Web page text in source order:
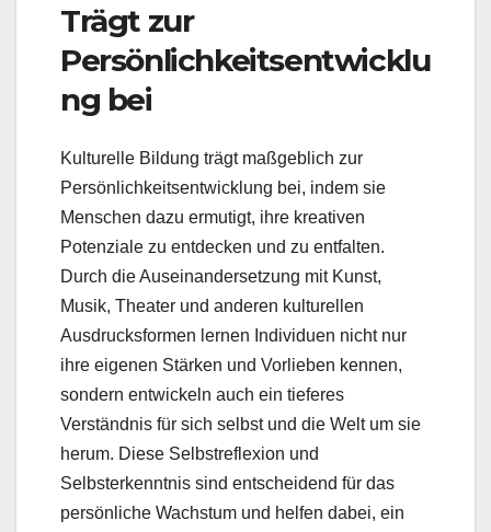
Trägt zur
Persönlichkeitsentwicklu
ng bei
Kulturelle Bildung trägt maßgeblich zur
Persönlichkeitsentwicklung bei, indem sie
Menschen dazu ermutigt, ihre kreativen
Potenziale zu entdecken und zu entfalten.
Durch die Auseinandersetzung mit Kunst,
Musik, Theater und anderen kulturellen
Ausdrucksformen lernen Individuen nicht nur
ihre eigenen Stärken und Vorlieben kennen,
sondern entwickeln auch ein tieferes
Verständnis für sich selbst und die Welt um sie
herum. Diese Selbstreflexion und
Selbsterkenntnis sind entscheidend für das
persönliche Wachstum und helfen dabei, ein